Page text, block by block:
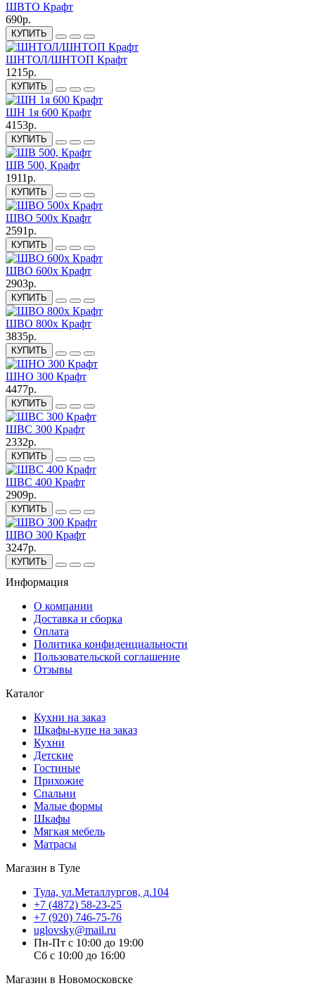
ШВТО Крафт
690р.
КУПИТЬ
ШНТОЛ/ШНТОП Крафт
1215р.
КУПИТЬ
ШН 1я 600 Крафт
4153р.
КУПИТЬ
ШВ 500, Крафт
1911р.
КУПИТЬ
ШВО 500х Крафт
2591р.
КУПИТЬ
ШВО 600х Крафт
2903р.
КУПИТЬ
ШВО 800х Крафт
3835р.
КУПИТЬ
ШНО 300 Крафт
4477р.
КУПИТЬ
ШВС 300 Крафт
2332р.
КУПИТЬ
ШВС 400 Крафт
2909р.
КУПИТЬ
ШВО 300 Крафт
3247р.
КУПИТЬ
Информация
О компании
Доставка и сборка
Оплата
Политика конфиденциальности
Пользовательской соглашение
Отзывы
Каталог
Кухни на заказ
Шкафы-купе на заказ
Кухни
Детские
Гостиные
Прихожие
Спальни
Малые формы
Шкафы
Мягкая мебель
Матрасы
Магазин в Туле
Тула, ул.Металлургов, д.104
+7 (4872) 58-23-25
+7 (920) 746-75-76
uglovsky@mail.ru
Пн-Пт с 10:00 до 19:00
Сб с 10:00 до 16:00
Магазин в Новомосковске